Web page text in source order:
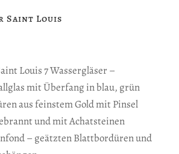
Saint Louis
Louis 7 Wassergläser –
mit Überfang in blau, grün
aus feinstem Gold mit Pinsel
und mit Achatsteinen
– geätzten Blattbordüren und